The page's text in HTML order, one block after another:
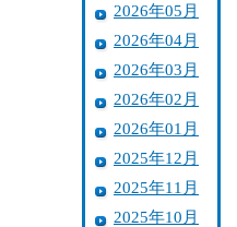
2026年05月
2026年04月
2026年03月
2026年02月
2026年01月
2025年12月
2025年11月
2025年10月